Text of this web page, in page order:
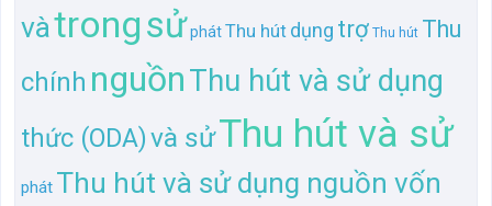
vàtrongsử phát Thu hút dụng trợ Thu hút Thu
chính nguồnThu hút và sử dụng
thức (ODA)và sửThu hút và sử
phát Thu hút và sử dụng nguồn vốn